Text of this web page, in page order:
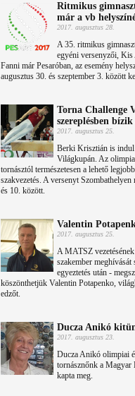
Ritmikus
már a vb
2017. augusztus 28.
A 35. ritmikus
egyéni versenyzői,
Fanni már Pesaróban, az esemény
augusztus 30. és szeptember 3. között
Torna Challenge
szereplésben
2017. augusztus 25.
Berki Krisztián is indul
Világkupán. Az
tornásztól természetesen a lehető
szakvezetés. A versenyt Szombathelyen
és 10. között.
Valentin
2017. augusztus 25.
A MATSZ
szakember
egyeztetés után -
köszönthetjük Valentin Potapenko,
edzőt.
Ducza Anikó
2017. augusztus 23.
Ducza Anikó olimpiai
tornásznőnk a Magyar
kapta meg.